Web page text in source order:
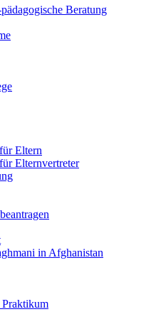
Beratung
Eltern
Elternvertreter
in Afghanistan
Praktikum